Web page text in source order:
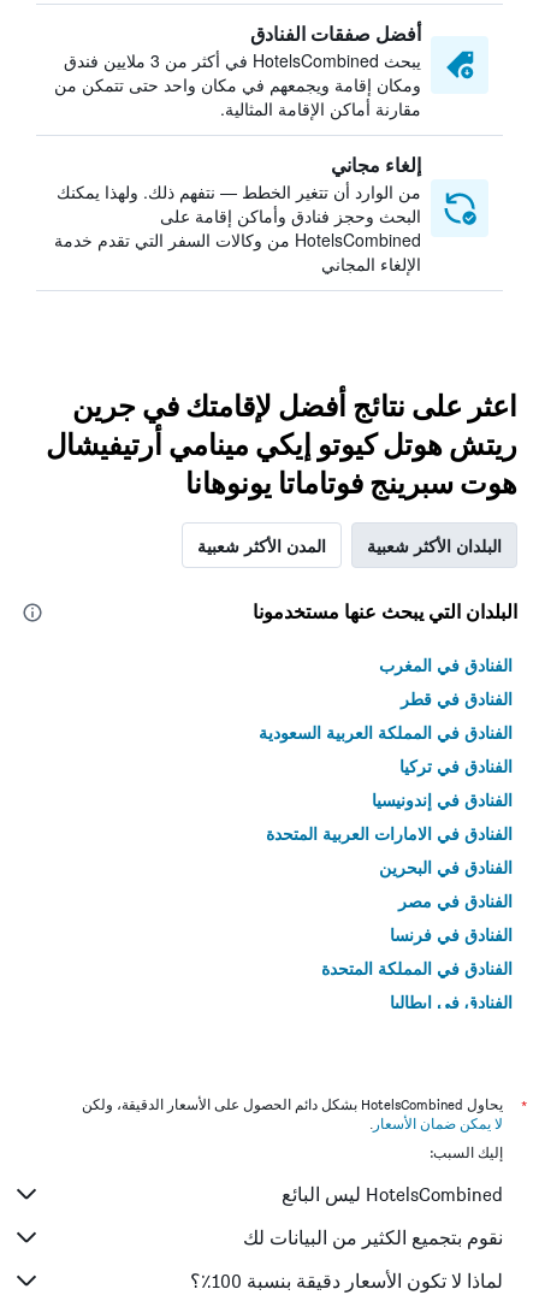
أفضل صفقات الفنادق
يبحث HotelsCombined في أكثر من 3 ملايين فندق
ومكان إقامة ويجمعهم في مكان واحد حتى تتمكن من
مقارنة أماكن الإقامة المثالية.
إلغاء مجاني
من الوارد أن تتغير الخطط — نتفهم ذلك. ولهذا يمكنك
البحث وحجز فنادق وأماكن إقامة على
HotelsCombined من وكالات السفر التي تقدم خدمة
الإلغاء المجاني
اعثر على نتائج أفضل لإقامتك في جرين
ريتش هوتل كيوتو إيكي مينامي أرتيفيشال
هوت سبرينج فوتاماتا يونوهانا
البلدان الأكثر شعبية المدن الأكثر شعبية
البلدان التي يبحث عنها مستخدمونا
الفنادق في المغرب
الفنادق في قطر
الفنادق في المملكة العربية السعودية
الفنادق في تركيا
الفنادق في إندونيسيا
الفنادق في الامارات العربية المتحدة
الفنادق في البحرين
الفنادق في مصر
الفنادق في فرنسا
الفنادق في المملكة المتحدة
الفنادق في إيطاليا
*
يحاول HotelsCombined بشكل دائم الحصول على الأسعار الدقيقة، ولكن
لا يمكن ضمان الأسعار .
إليك السبب:
HotelsCombined ليس البائع
نقوم بتجميع الكثير من البيانات لك
لماذا لا تكون الأسعار دقيقة بنسبة 100٪؟